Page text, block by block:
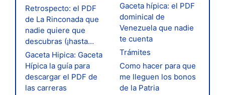
Retrospecto: el PDF
de La Rinconada que
nadie quiere que
descubras (¡hasta…
Gaceta Hipica: Gaceta
Hípica la guía para
descargar el PDF de
las carreras
Gaceta hípica: el PDF
dominical de
Venezuela que nadie
te cuenta
Trámites
Como hacer para que
me lleguen los bonos
de la Patria